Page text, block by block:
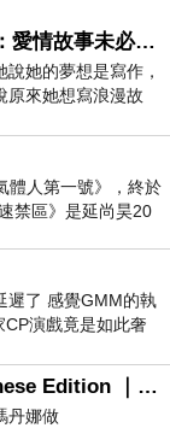
二刷《愛你致死不渝》：愛情故事未必是浪漫故事
她的夢想是寫作，
原來她想寫浪漫故
，是愛情
體人第一號》，終於
禁區》是延尚昊20
遲了 感覺GMM的執
演戲竟是如此奢
劇放
Madonna Album Japanese Edition ｜瑪丹娜專輯們2026年日本版重發系列
丹娜做